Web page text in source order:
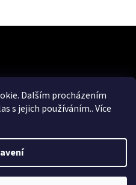
Dalším procházením
s jejich používáním.. Více